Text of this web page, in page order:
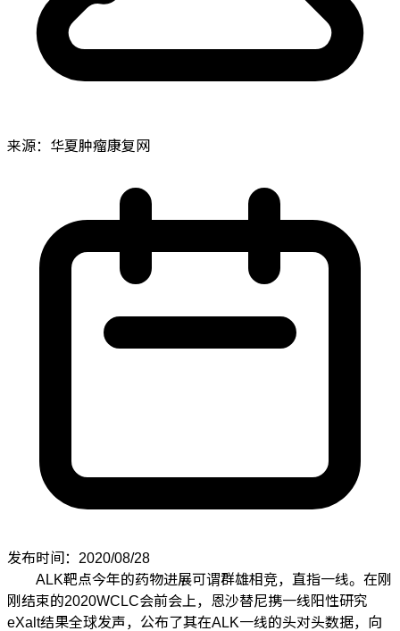
来源：华夏肿瘤康复网
发布时间：2020/08/28
ALK靶点今年的药物进展可谓群雄相竞，直指一线。在刚
刚结束的2020WCLC会前会上，恩沙替尼携一线阳性研究
eXalt结果全球发声，公布了其在ALK一线的头对头数据，向